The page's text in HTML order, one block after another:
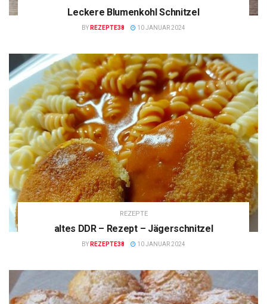
Leckere Blumenkohl Schnitzel
BY REZEPTE38 10 JANUAR 2024
REZEPTE
altes DDR – Rezept – Jägerschnitzel
BY REZEPTE38 10 JANUAR 2024